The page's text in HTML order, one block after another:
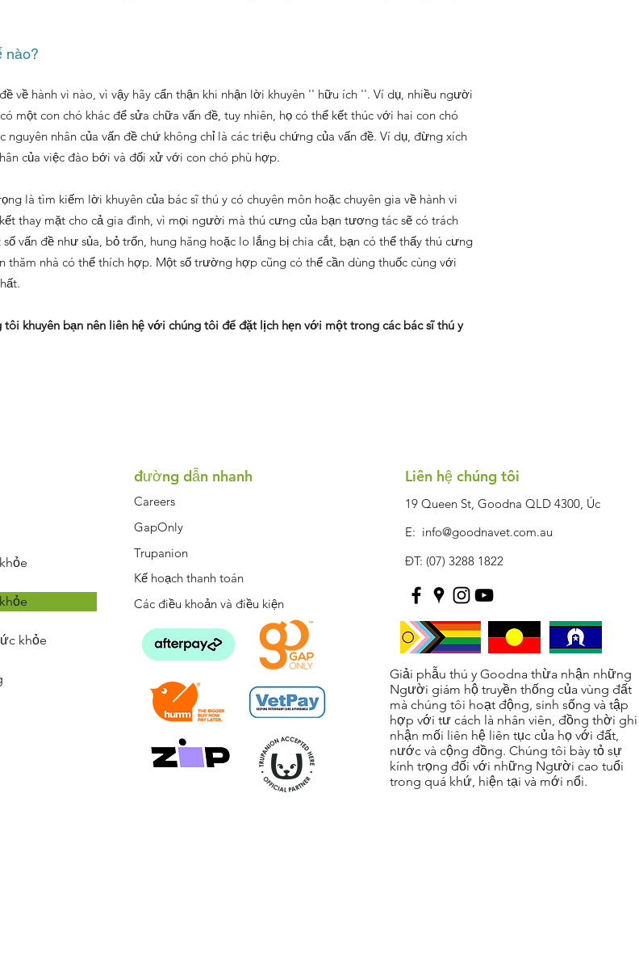
nào?
về hành vi nào, vì vậy hãy cẩn thận khi nhận lời khuyên '' hữu ích ''. Ví dụ, nhiều người
một con chó khác để sửa chữa vấn đề, tuy nhiên, họ có thể kết thúc với hai con chó
nhân của vấn đề chứ không chỉ là các triệu chứng của vấn đề. Ví dụ, đừng xích
của việc đào bới và đối xử với con chó phù hợp.
là tìm kiếm lời khuyên của bác sĩ thú y có chuyên môn hoặc chuyên gia về hành vi
thay mặt cho cả gia đình, vì mọi người mà thú cưng của bạn tương tác sẽ có trách
vấn đề như sủa, bỏ trốn, hung hăng hoặc lo lắng bị chia cắt, bạn có thể thấy thú cưng
nhà có thể thích hợp. Một số trường hợp cũng có thể cần dùng thuốc cùng với
khuyên bạn nên liên hệ với chúng tôi để đặt lịch hẹn với một trong các bác sĩ thú y
khỏe
đường dẫn nhanh
Careers
GapOnly
Trupanion
Kế hoạch thanh toán
Các điều khoản và điều kiện
Liên hệ chúng tôi
19 Queen St, Goodna QLD 4300, Úc
E: info@goodnavet.com.au
ĐT: (07) 3288 1822
Giải phẫu thú y Goodna thừa nhận những
Người giám hộ truyền thống của vùng đất
mà chúng tôi hoạt động, sinh sống và tập
hợp với tư cách là nhân viên, đồng thời ghi
nhận mối liên hệ liên tục của họ với đất,
nước và cộng đồng. Chúng tôi bày tỏ sự
kính trọng đối với những Người cao tuổi
trong quá khứ, hiện tại và mới nổi.